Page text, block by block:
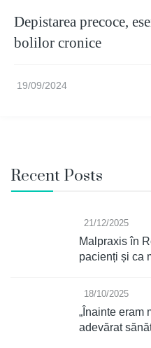
Depistarea precoce,
bolilor cronice
19/09/2024
Recent Posts
21/12/2025
Malpraxis în
pacienți și ca
18/10/2025
„Înainte eram
adevărat